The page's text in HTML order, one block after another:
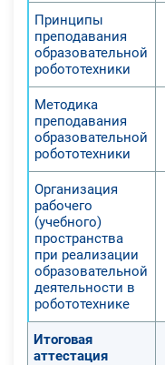
Принципы
преподавания
образовательной
робототехники
Методика
преподавания
образовательной
робототехники
Организация
рабочего
(учебного)
пространства
при реализации
образовательной
деятельности в
робототехнике
Итоговая
аттестация